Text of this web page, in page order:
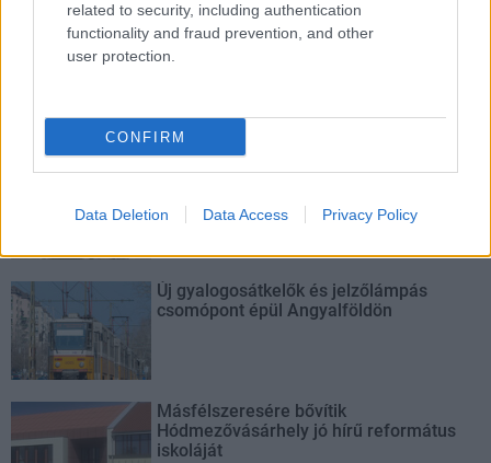
related to security, including authentication
functionality and fraud prevention, and other
user protection.
CONFIRM
Data Deletion Data Access Privacy Policy
Történelmi táj, amelynek minden köve mesél –
megújul a tatai Angolkert
A projekt részeként megújulnak a területen található
Várkanyarban álló Nepomuki Szent János híd és szobor is.
M1 bővítés: már zajlik a teljesen új
Új gyalogosátkelők és jelzőlámpás
csomópont épül Angyalföldön
Másfélszeresére bővítik
Hódmezővásárhely jó hírű református
iskoláját